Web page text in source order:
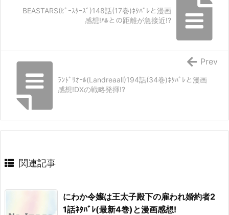
BEASTARS(ﾋﾞｰｽﾀｰｽﾞ)148話(17巻)ﾈﾀﾊﾞﾚと漫画
感想!ﾊﾙとの距離が急接近!?
ﾗﾝﾄﾞﾘｵｰﾙ(Landreaall)194話(34巻)ﾈﾀﾊﾞﾚと漫画
感想!DXの戦略発揮!?
Prev
関連記事
にわか令嬢は王太子殿下の雇われ婚約者2
1話ﾈﾀﾊﾞﾚ(最新4巻)と漫画感想!